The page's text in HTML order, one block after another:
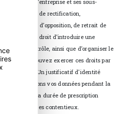
destinées à l'entreprise et ses sous-
d’accès, de rectification,
de limitation, d’opposition, de retrait de
et du droit d’introduire une
de contrôle, ainsi que d’organiser le
Vous pouvez exercer ces droits par
électronique. Un justificatif d'identité
conservons vos données pendant la
pendant la durée de prescription
de gestion des contentieux.